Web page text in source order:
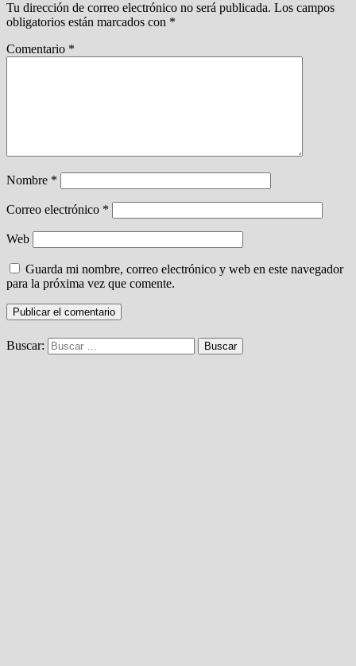
Tu dirección de correo electrónico no será publicada. Los campos
obligatorios están marcados con *
Comentario *
Nombre *
Correo electrónico *
Web
Guarda mi nombre, correo electrónico y web en este navegador
para la próxima vez que comente.
Buscar: